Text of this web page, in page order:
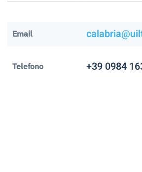
Email
Telefono +39 0984